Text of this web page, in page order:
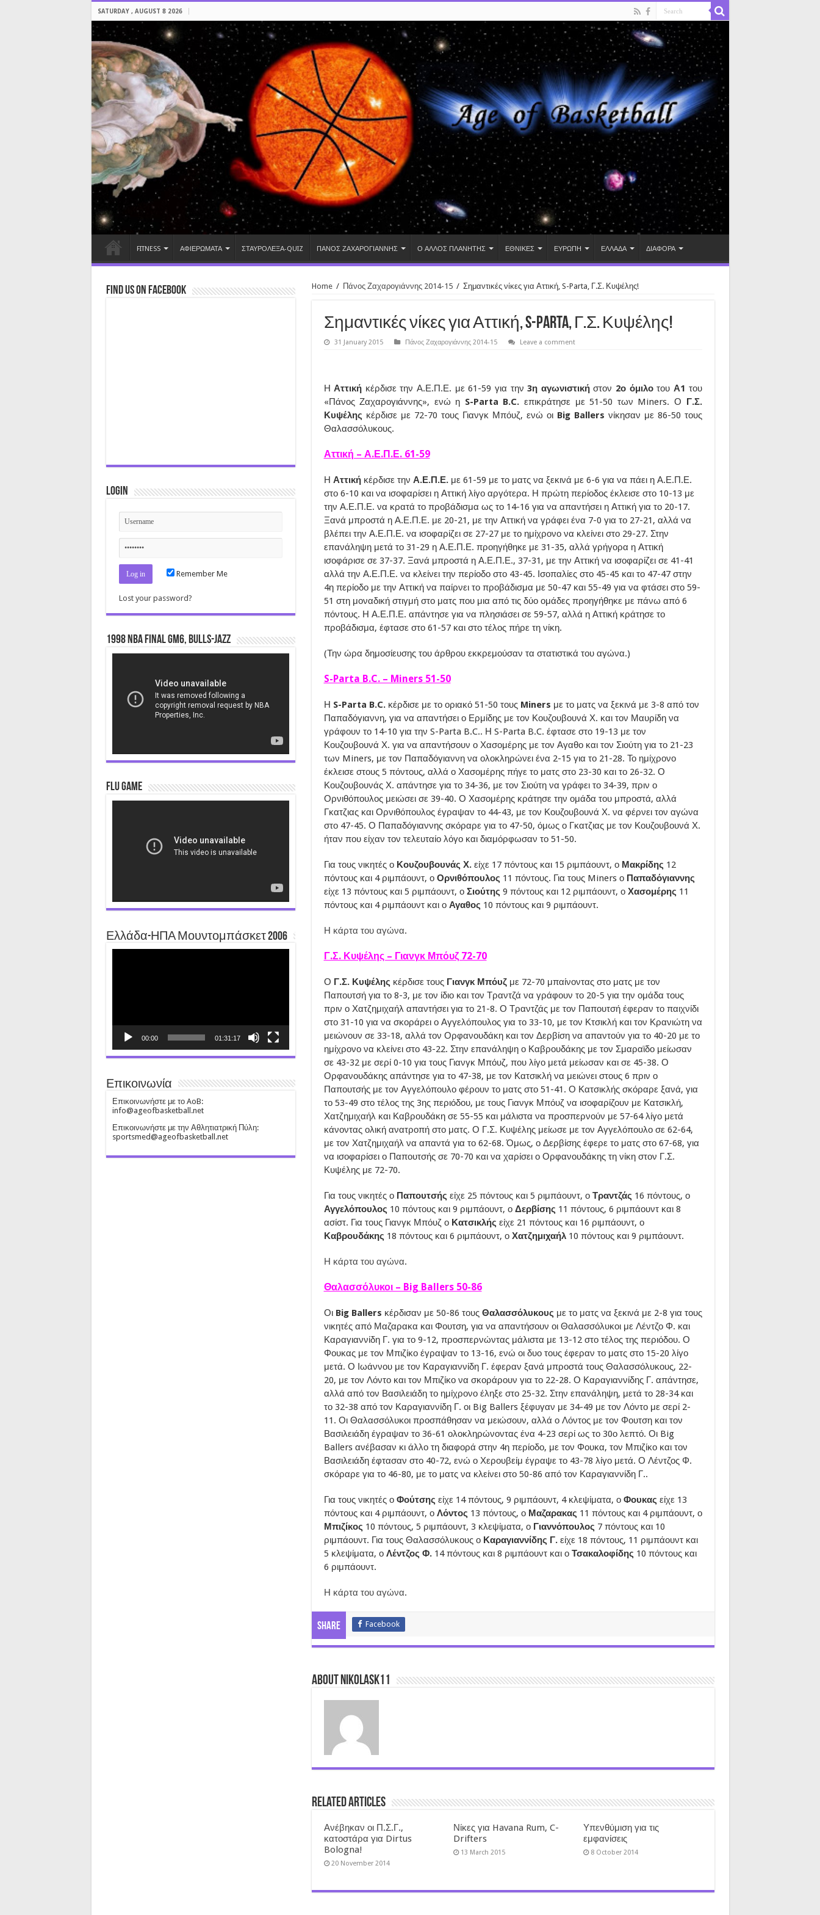
SATURDAY , AUGUST 8 2026
FITNESS ΑΦΙΕΡΩΜΑΤΑ ΣΤΑΥΡΟΛΕΞΑ-QUIZ ΠΑΝΟΣ ΖΑΧΑΡΟΓΙΑΝΝΗΣ Ο ΑΛΛΟΣ ΠΛΑΝΗΤΗΣ ΕΘΝΙΚΕΣ ΕΥΡΩΠΗ ΕΛΛΑΔΑ ΔΙΑΦΟΡΑ
Home / Πάνος Ζαχαρογιάννης 2014-15 / Σημαντικές νίκες για Αττική, S-Parta, Γ.Σ. Κυψέλης!
Σημαντικές νίκες για Αττική, S-Parta, Γ.Σ. Κυψέλης!
31 January 2015 Πάνος Ζαχαρογιάννης 2014-15 Leave a comment
ΗΑττική κέρδισε την Α.Ε.Π.Ε. με 61-59 για την3η αγωνιστικήστον 2ο όμιλοτου Α1 του
«Πάνος Ζαχαρογιάννης», ενώ η S-Parta B.C. επικράτησε με 51-50 των Miners. Ο Γ.Σ.
Κυψέλης κέρδισε με 72-70 τους Γιανγκ Μπόυζ, ενώ οιBig Ballers νίκησαν με 86-50 τους
Θαλασσόλυκους.
Αττική – Α.Ε.Π.Ε. 61-59
Η Αττική κέρδισε την Α.Ε.Π.Ε. με 61-59 με το ματς να ξεκινά με 6-6 για να πάει η Α.Ε.Π.Ε.
στο 6-10 και να ισοφαρίσει η Αττική λίγο αργότερα. Η πρώτη περίοδος έκλεισε στο 10-13 με
την Α.Ε.Π.Ε. να κρατά το προβάδισμα ως το 14-16 για να απαντήσει η Αττική για το 20-17.
Ξανά μπροστά η Α.Ε.Π.Ε. με 20-21, με την Αττική να γράφει ένα 7-0 για το 27-21, αλλά να
βλέπει την Α.Ε.Π.Ε. να ισοφαρίζει σε 27-27 με το ημίχρονο να κλείνει στο 29-27. Στην
επανάληψη μετά το 31-29 η Α.Ε.Π.Ε. προηγήθηκε με 31-35, αλλά γρήγορα η Αττική
ισοφάρισε σε 37-37. Ξανά μπροστά η Α.Ε.Π.Ε., 37-31, με την Αττική να ισοφαρίζει σε 41-41
αλλά την Α.Ε.Π.Ε. να κλείνει την περίοδο στο 43-45. Ισοπαλίες στο 45-45 και το 47-47 στην
4η περίοδο με την Αττική να παίρνει το προβάδισμα με 50-47 και 55-49 για να φτάσει στο 59-
51 στη μοναδική στιγμή στο ματς που μια από τις δύο ομάδες προηγήθηκε με πάνω από 6
πόντους. Η Α.Ε.Π.Ε. απάντησε για να πλησιάσει σε 59-57, αλλά η Αττική κράτησε το
προβάδισμα, έφτασε στο 61-57 και στο τέλος πήρε τη νίκη.
(Την ώρα δημοσίευσης του άρθρου εκκρεμούσαν τα στατιστικά του αγώνα.)
S-Parta B.C. – Miners 51-50
Η S-Parta B.C.κέρδισε με το οριακό 51-50 τους Miners με το ματς να ξεκινά με 3-8 από τον
Παπαδόγιαννη, για να απαντήσει ο Ερμίδης με τον Κουζουβουνά Χ. και τον Μαυρίδη να
γράφουν το 14-10 για την S-Parta B.C.. Η S-Parta B.C. έφτασε στο 19-13 με τον
Κουζουβουνά Χ. για να απαντήσουν ο Χασομέρης με τον Αγαθο και τον Σιούτη για το 21-23
των Miners, με τον Παπαδόγιαννη να ολοκληρώνει ένα 2-15 για το 21-28. Το ημίχρονο
έκλεισε στους 5 πόντους, αλλά ο Χασομέρης πήγε το ματς στο 23-30 και το 26-32. Ο
Κουζουβουνάς Χ. απάντησε για το 34-36, με τον Σιούτη να γράφει το 34-39, πριν ο
Ορνιθόπουλος μειώσει σε 39-40. Ο Χασομέρης κράτησε την ομάδα του μπροστά, αλλά
Γκατζιας και Ορνιθόπουλος έγραψαν το 44-43, με τον Κουζουβουνά Χ. να φέρνει τον αγώνα
στο 47-45. Ο Παπαδόγιαννης σκόραρε για το 47-50, όμως ο Γκατζιας με τον Κουζουβουνά Χ.
ήταν που είχαν τον τελευταίο λόγο και διαμόρφωσαν το 51-50.
Για τους νικητές ο Κουζουβουνάς Χ.είχε 17 πόντους και 15 ριμπάουντ, ο Μακρίδης 12
πόντους και 4 ριμπάουντ, ο Ορνιθόπουλος 11 πόντους. Για τους Miners ο Παπαδόγιαννης
είχε 13 πόντους και 5 ριμπάουντ, ο Σιούτης 9 πόντους και 12 ριμπάουντ, ο Χασομέρης 11
πόντους και 4 ριμπάουντ και ο Αγαθος 10 πόντους και 9 ριμπάουντ.
Η κάρτα του αγώνα.
Γ.Σ. Κυψέλης – Γιανγκ Μπόυζ 72-70
Ο Γ.Σ. Κυψέλης κέρδισε τους Γιανγκ Μπόυζ με 72-70 μπαίνοντας στο ματς με τον
Παπουτσή για το 8-3, με τον ίδιο και τον Τραντζά να γράφουν το 20-5 για την ομάδα τους
πριν ο Χατζημιχαήλ απαντήσει για το 21-8. Ο Τραντζάς με τον Παπουτσή έφεραν το παιχνίδι
στο 31-10 για να σκοράρει ο Αγγελόπουλος για το 33-10, με τον Κτσικλή και τον Κρανιώτη να
μειώνουν σε 33-18, αλλά τον Ορφανουδάκη και τον Δερβίση να απαντούν για το 40-20 με το
ημίχρονο να κλείνει στο 43-22. Στην επανάληψη ο Καβρουδάκης με τον Σμαραϊδο μείωσαν
σε 43-32 με σερί 0-10 για τους Γιανγκ Μπόυζ, που λίγο μετά μείωσαν και σε 45-38. Ο
Ορφανουδάκης απάντησε για το 47-38, με τον Κατσικλή να μειώνει στους 6 πριν ο
Παπουτσής με τον Αγγελόπουλο φέρουν το ματς στο 51-41. Ο Κατσικλής σκόραρε ξανά, για
το 53-49 στο τέλος της 3ης περιόδου, με τους Γιανγκ Μπόυζ να ισοφαρίζουν με Κατσικλή,
Χατζημιχαήλ και Καβρουδάκη σε 55-55 και μάλιστα να προσπερνούν με 57-64 λίγο μετά
κάνοντας ολική ανατροπή στο ματς. Ο Γ.Σ. Κυψέλης μείωσε με τον Αγγελόπουλο σε 62-64,
με τον Χατζημιχαήλ να απαντά για το 62-68. Όμως, ο Δερβίσης έφερε το ματς στο 67-68, για
να ισοφαρίσει ο Παπουτσής σε 70-70 και να χαρίσει ο Ορφανουδάκης τη νίκη στον Γ.Σ.
Κυψέλης με 72-70.
Για τους νικητές ο Παπουτσής είχε 25 πόντους και 5 ριμπάουντ, ο Τραντζάς 16 πόντους, ο
Αγγελόπουλος 10 πόντους και 9 ριμπάουντ, ο Δερβίσης 11 πόντους, 6 ριμπάουντ και 8
ασίστ. Για τους Γιανγκ Μπόυζ ο Κατσικλής είχε 21 πόντους και 16 ριμπάουντ, ο
Καβρουδάκης 18 πόντους και 6 ριμπάουντ, ο Χατζημιχαήλ 10 πόντους και 9 ριμπάουντ.
Η κάρτα του αγώνα.
Θαλασσόλυκοι – Big Ballers 50-86
ΟιBig Ballers κέρδισαν με 50-86 τους Θαλασσόλυκους με το ματς να ξεκινά με 2-8 για τους
νικητές από Μαζαρακα και Φουτση, για να απαντήσουν οι Θαλασσόλυκοι με Λέντζο Φ. και
Καραγιαννίδη Γ. για το 9-12, προσπερνώντας μάλιστα με 13-12 στο τέλος της περιόδου. Ο
Φουκας με τον Μπιζίκο έγραψαν το 13-16, ενώ οι δυο τους έφεραν το ματς στο 15-20 λίγο
μετά. Ο Ιωάννου με τον Καραγιαννίδη Γ. έφεραν ξανά μπροστά τους Θαλασσόλυκους, 22-
20, με τον Λόντο και τον Μπιζίκο να σκοράρουν για το 22-28. Ο Καραγιαννίδης Γ. απάντησε,
αλλά από τον Βασιλειάδη το ημίχρονο έληξε στο 25-32. Στην επανάληψη, μετά το 28-34 και
το 32-38 από τον Καραγιαννίδη Γ. οι Big Ballers ξέφυγαν με 34-49 με τον Λόντο με σερί 2-
11. Οι Θαλασσόλυκοι προσπάθησαν να μειώσουν, αλλά ο Λόντος με τον Φουτση και τον
Βασιλειάδη έγραψαν το 36-61 ολοκληρώνοντας ένα 4-23 σερί ως το 30ο λεπτό. Οι Big
Ballers ανέβασαν κι άλλο τη διαφορά στην 4η περίοδο, με τον Φουκα, τον Μπιζίκο και τον
Βασιλειάδη έφτασαν στο 40-72, ενώ ο Χερουβείμ έγραψε το 43-78 λίγο μετά. Ο Λέντζος Φ.
σκόραρε για το 46-80, με το ματς να κλείνει στο 50-86 από τον Καραγιαννίδη Γ..
Για τους νικητές ο Φούτσης είχε 14 πόντους, 9 ριμπάουντ, 4 κλεψίματα, ο Φουκας είχε 13
πόντους και 4 ριμπάουντ, ο Λόντος 13 πόντους, ο Μαζαρακας 11 πόντους και 4 ριμπάουντ, ο
Μπιζίκος 10 πόντους, 5 ριμπάουντ, 3 κλεψίματα, ο Γιαννόπουλος 7 πόντους και 10
ριμπάουντ. Για τους Θαλασσόλυκους ο Καραγιαννίδης Γ. είχε 18 πόντους, 11 ριμπάουντ και
5 κλεψίματα, οΛέντζος Φ.14 πόντους και 8 ριμπάουντ και ο Τσακαλοφίδης 10 πόντους και
6 ριμπάουντ.
Η κάρτα του αγώνα.
Share Facebook
About nikolask11
Related Articles
Ανέβηκαν οι Π.Σ.Γ.,
κατοστάρα για Dirtus
Bologna!
20 November 2014
Νίκες για Havana Rum, C-
Drifters
13 March 2015
Υπενθύμιση για τις
εμφανίσεις
8 October 2014
Find us on Facebook
Login
Remember Me
Lost your password?
1998 NBA Final gm6, Bulls-Jazz
Flu Game
Ελλάδα-ΗΠΑ Μουντομπάσκετ 2006
00:00 01:31:17
Επικοινωνία
Επικοινωνήστε με το AoB:
info@ageofbasketball.net
Επικοινωνήστε με την Αθλητιατρική Πύλη:
sportsmed@ageofbasketball.net